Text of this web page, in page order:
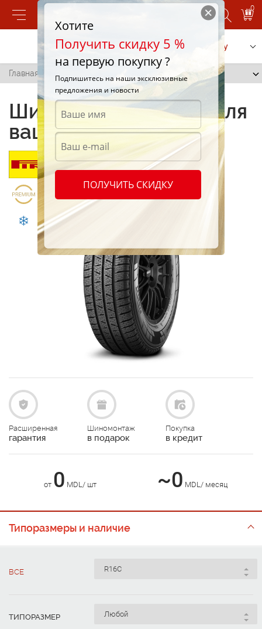
0
Позвонить Заказать услугу
Главная /
Шины Carrier Winter для
вашего автомобиля
Расширенная
гарантия
Шиномонтаж
в подарок
Покупка
в кредит
от 0 MDL/ шт ~0 MDL/ месяц
Типоразмеры и наличие
ВСЕ
ТИПОРАЗМЕР
Хотите
Получить скидку 5 %
на первую покупку ?
Подпишитесь на наши эксклюзивные
предложения и новости
ПОЛУЧИТЬ СКИДКУ